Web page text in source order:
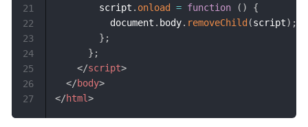
        script
. onload = function ( )
{
          document
. body. removeChild (script) ;
} ;
} ;
</script>
</body>
</html>
21
22
23
24
25
26
27